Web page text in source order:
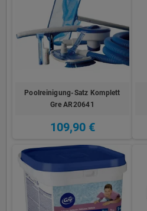
Poolreinigung-Satz Komplett
Gre AR20641
109,90 €